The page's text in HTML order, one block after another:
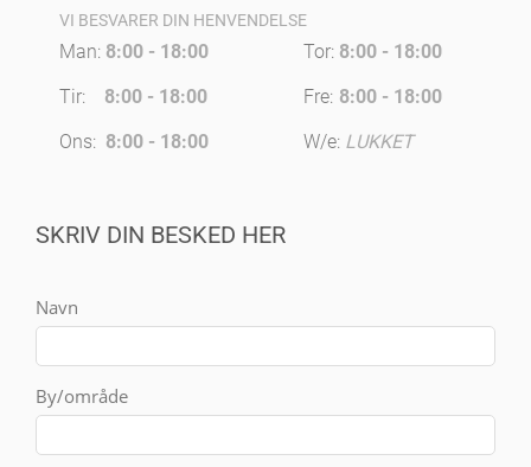
VI BESVARER DIN HENVENDELSE
Man: 8:00 - 18:00
Tir:
8:00 - 18:00
Ons: 8:00 - 18:00
Tor: 8:00 - 18:00
Fre: 8:00 - 18:00
W/e: LUKKET
SKRIV DIN BESKED HER
Navn
By/område